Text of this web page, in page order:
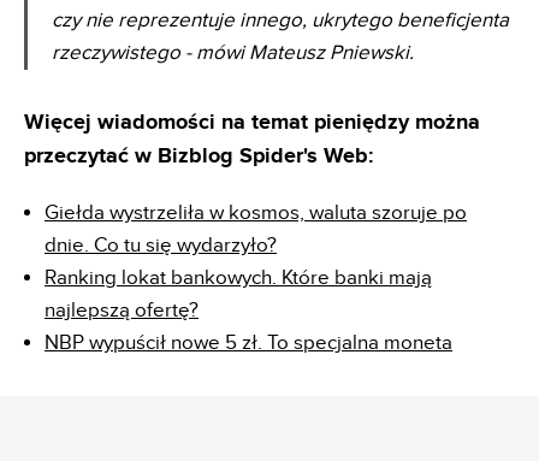
czy nie reprezentuje innego, ukrytego beneficjenta
rzeczywistego - mówi Mateusz Pniewski.
Więcej wiadomości na temat pieniędzy można
przeczytać w Bizblog Spider's Web:
Giełda wystrzeliła w kosmos, waluta szoruje po
dnie. Co tu się wydarzyło?
Ranking lokat bankowych. Które banki mają
najlepszą ofertę?
NBP wypuścił nowe 5 zł. To specjalna moneta